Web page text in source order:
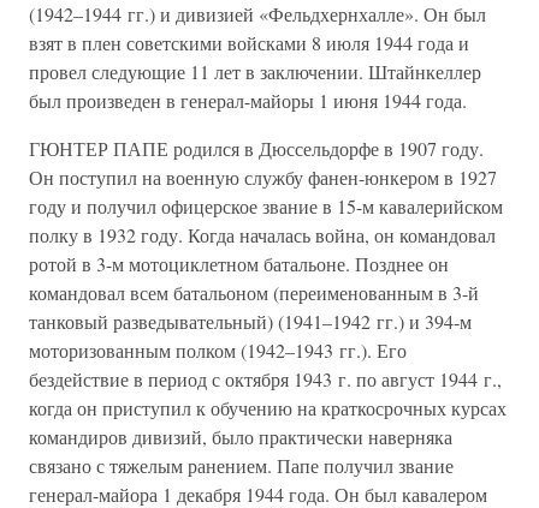
(1942–1944 гг.) и дивизией «Фельдхернхалле». Он был
взят в плен советскими войсками 8 июля 1944 года и
провел следующие 11 лет в заключении. Штайнкеллер
был произведен в генерал-майоры 1 июня 1944 года.
ГЮНТЕР ПАПЕ родился в Дюссельдорфе в 1907 году.
Он поступил на военную службу фанен-юнкером в 1927
году и получил офицерское звание в 15-м кавалерийском
полку в 1932 году. Когда началась война, он командовал
ротой в 3-м мотоциклетном батальоне. Позднее он
командовал всем батальоном (переименованным в 3-й
танковый разведывательный) (1941–1942 гг.) и 394-м
моторизованным полком (1942–1943 гг.). Его
бездействие в период с октября 1943 г. по август 1944 г.,
когда он приступил к обучению на краткосрочных курсах
командиров дивизий, было практически наверняка
связано с тяжелым ранением. Папе получил звание
генерал-майора 1 декабря 1944 года. Он был кавалером